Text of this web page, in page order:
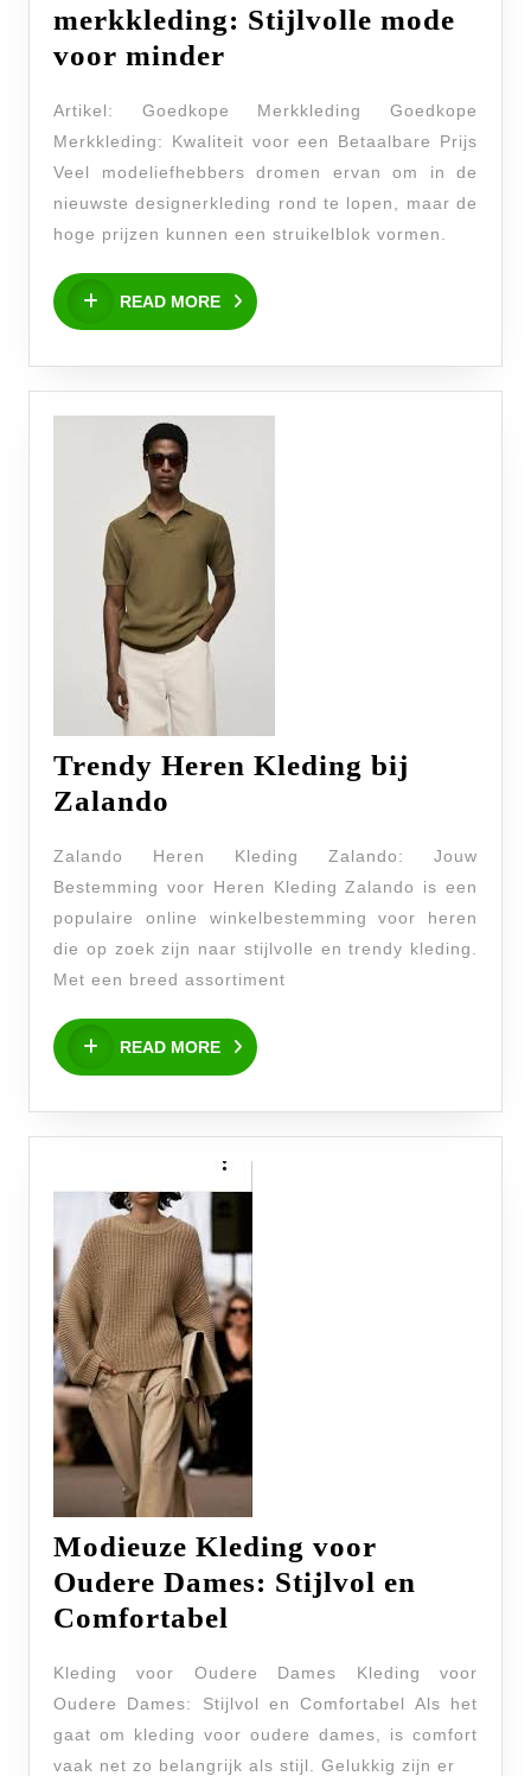
merkkleding: Stijlvolle mode
voor minder
merkkleding:
Stijlvolle
mode
voor
minder
Artikel: Goedkope Merkkleding Goedkope
Merkkleding: Kwaliteit voor een Betaalbare Prijs
Veel modeliefhebbers dromen ervan om in de
nieuwste designerkleding rond te lopen, maar de
hoge prijzen kunnen een struikelblok vormen.
READ MORE
READ
MORE
Trendy Heren Kleding bij
Zalando
Kleding
bij
Zalando
Zalando Heren Kleding Zalando: Jouw
Bestemming voor Heren Kleding Zalando is een
populaire online winkelbestemming voor heren
die op zoek zijn naar stijlvolle en trendy kleding.
Met een breed assortiment
READ MORE
READ
MORE
Modieuze Kleding voor
Oudere Dames: Stijlvol en
Comfortabel
voor
Oudere
Dames:
Kleding voor Oudere Dames Kleding voor
Oudere Dames: Stijlvol en Comfortabel Als het
gaat om kleding voor oudere dames, is comfort
vaak net zo belangrijk als stijl. Gelukkig zijn er